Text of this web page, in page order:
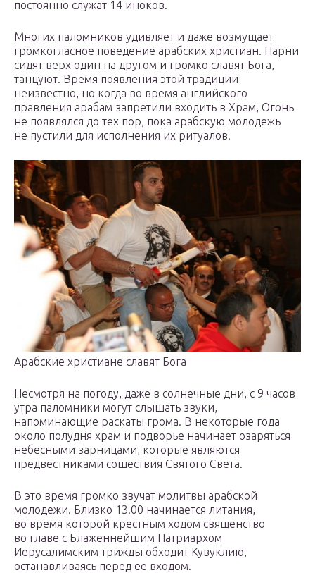
постоянно служат 14 иноков.
Многих паломников удивляет и даже возмущает
громкогласное поведение арабских христиан. Парни
сидят верх один на другом и громко славят Бога,
танцуют. Время появления этой традиции
неизвестно, но когда во время английского
правления арабам запретили входить в Храм, Огонь
не появлялся до тех пор, пока арабскую молодежь
не пустили для исполнения их ритуалов.
Арабские христиане славят Бога
Несмотря на погоду, даже в солнечные дни, с 9 часов
утра паломники могут слышать звуки,
напоминающие раскаты грома. В некоторые года
около полудня храм и подворье начинает озаряться
небесными зарницами, которые являются
предвестниками сошествия Святого Света.
В это время громко звучат молитвы арабской
молодежи. Близко 13.00 начинается литания,
во время которой крестным ходом священство
во главе с Блаженнейшим Патриархом
Иерусалимским трижды обходит Кувуклию,
останавливаясь перед ее входом.